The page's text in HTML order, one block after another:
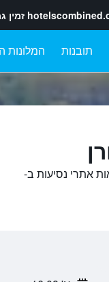
זמין
תובנות המלונות
אתרי נסיעות ב-